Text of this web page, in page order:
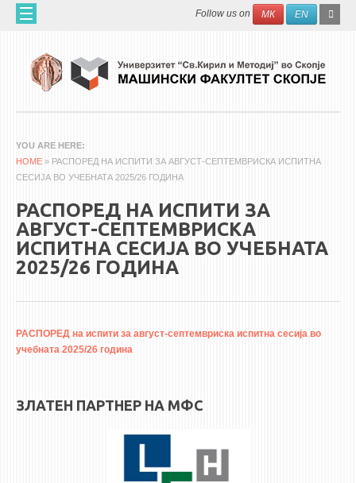
Skip to main content Search
Follow us on МК EN
ЗА НАС
60 ГОДИНИ МФ
ОРГАНИЗАЦИЈА
МАШИНСКО ИНЖЕНЕРСТВО - НАУЧНО СПИСАНИЕ
АПЛИКАТИВНА ДЕЈНОСТ
МЕЃУНАРОДНА СОРАБОТКА
QIM-SEE
CIRASIM
YOU ARE HERE
HOME » РАСПОРЕД НА ИСПИТИ ЗА АВГУСТ-СЕПТЕМВРИСКА ИСПИТНА
СЕСИЈА ВО УЧЕБНАТА 2025/26 ГОДИНА
РАСПОРЕД НА ИСПИТИ ЗА
АВГУСТ-СЕПТЕМВРИСКА
ИСПИТНА СЕСИЈА ВО УЧЕБНАТА
2025/26 ГОДИНА
РАСПОРЕД на испити за август-септемвриска испитна сесија во
учебната 2025/26 година
ЗЛАТЕН ПАРТНЕР НА МФС